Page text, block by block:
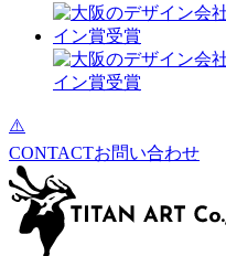
CONTACTお問い合わせ